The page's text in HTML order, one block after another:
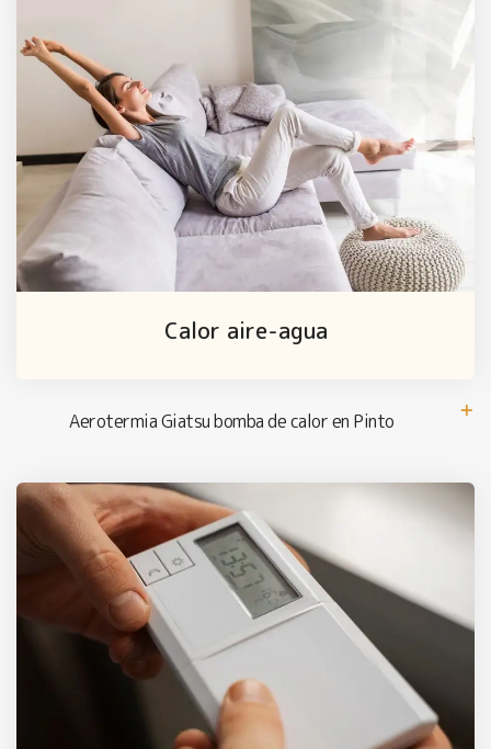
Calor aire-agua
Aerotermia Giatsu bomba de calor en Pinto